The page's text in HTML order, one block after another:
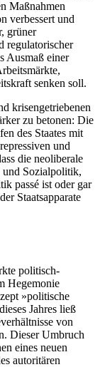
Maßnahmen
verbessert und
grüner
regulatorischer
Ausmaß einer
senken soll.
krisengetriebenen
zu betonen: Die
des Staates mit
und
die neoliberale
Sozialpolitik,
passé ist oder gar
Staatsapparate
politisch-
Hegemonie
»politische
Jahres ließ
von
Dieser Umbruch
eines neuen
autoritären